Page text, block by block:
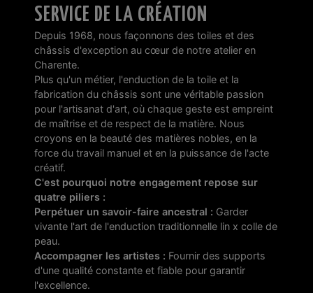
SERVICE DE LA CRÉATION
Depuis 1968, nous façonnons des toiles et des
châssis d'exception au cœur de notre atelier en
Charente.
Plus qu'un métier, l'enduction de la toile et la
fabrication du châssis sont une véritable passion
pour l'artisanat d'art, où chaque geste est empreint
de maîtrise et de respect de la matière. Nous
croyons en la beauté des matières nobles, en la
force du travail manuel et en la puissance de l'acte
créatif.
C'est pourquoi notre engagement repose sur
quatre piliers :
Perpétuer un savoir-faire ancestral : Garder
vivante l'art de l'enduction traditionnelle lin x colle de
peau.
Accompagner les artistes : Fournir des supports
d'une qualité constante et fiable pour garantir
l'excellence.